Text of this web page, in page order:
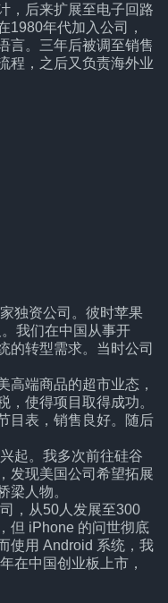
，后来扩展至电子回路
1980年代加入公司，
言。三年后被调至销售
程，之后又负责海外业
独资公司。彼时苹果
我们在中国从事开
的转型需求。当时公司
高端商品的超市业态，
，使得项目取得成功。
目表，销售良好。随后
起。我多次前往硅谷
发现美国公司希望拓展
梁人物。
，从50人发展至300
但 iPhone 的问世彻底
使用 Android 系统，我
在中国创业板上市，